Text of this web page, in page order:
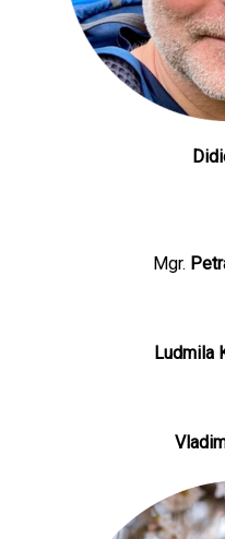
Mgr.
Ludmila